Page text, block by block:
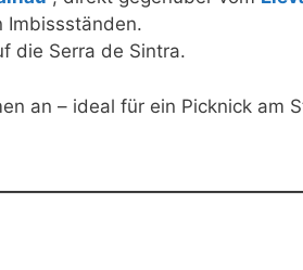
Imbissständen.
die Serra de Sintra.
an – ideal für ein Picknick am